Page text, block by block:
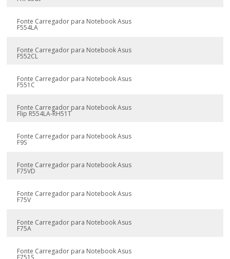
Fonte Carregador para Notebook Asus
F554LA
Fonte Carregador para Notebook Asus
F552CL
Fonte Carregador para Notebook Asus
F551C
Fonte Carregador para Notebook Asus
Flip R554LA-RH51T
Fonte Carregador para Notebook Asus
F9S
Fonte Carregador para Notebook Asus
F75VD
Fonte Carregador para Notebook Asus
F75V
Fonte Carregador para Notebook Asus
F75A
Fonte Carregador para Notebook Asus
F751S